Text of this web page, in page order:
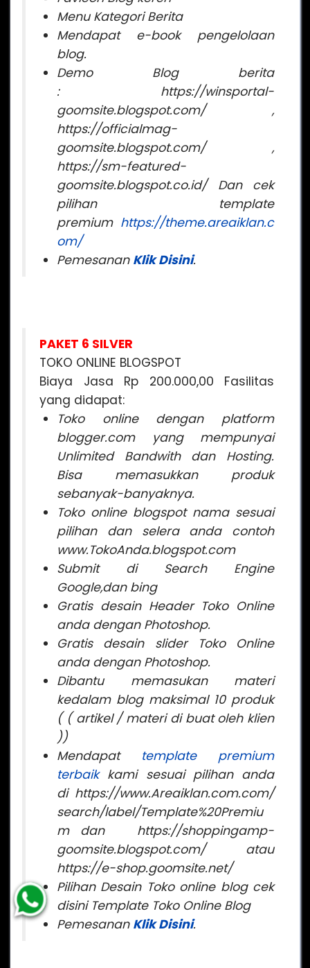
Menu Kategori Berita
Mendapat e-book pengelolaan
blog.
Demo Blog berita
: https://winsportal-
goomsite.blogspot.com/ ,
https://officialmag-
goomsite.blogspot.com/ ,
https://sm-featured-
goomsite.blogspot.co.id/ Dan cek
pilihan template
premium https://theme.areaiklan.c
om/
Pemesanan Klik Disini.
PAKET 6 SILVER
TOKO ONLINE BLOGSPOT
Biaya Jasa Rp 200.000,00 Fasilitas
yang didapat:
Toko online dengan platform
blogger.com yang mempunyai
Unlimited Bandwith dan Hosting.
Bisa memasukkan produk
sebanyak-banyaknya.
Toko online blogspot nama sesuai
pilihan dan selera anda contoh
www.TokoAnda.blogspot.com
Submit di Search Engine
Google,dan bing
Gratis desain Header Toko Online
anda dengan Photoshop.
Gratis desain slider Toko Online
anda dengan Photoshop.
Dibantu memasukan materi
kedalam blog maksimal 10 produk
( ( artikel / materi di buat oleh klien
))
Mendapat
template premium
terbaikkami sesuai pilihan anda
di https://www.Areaiklan.com.com/
search/label/Template%20Premiu
m dan https://shoppingamp-
goomsite.blogspot.com/ atau
https://e-shop.goomsite.net/
Pilihan Desain Toko online blog cek
disini Template Toko Online Blog
Pemesanan Klik Disini.